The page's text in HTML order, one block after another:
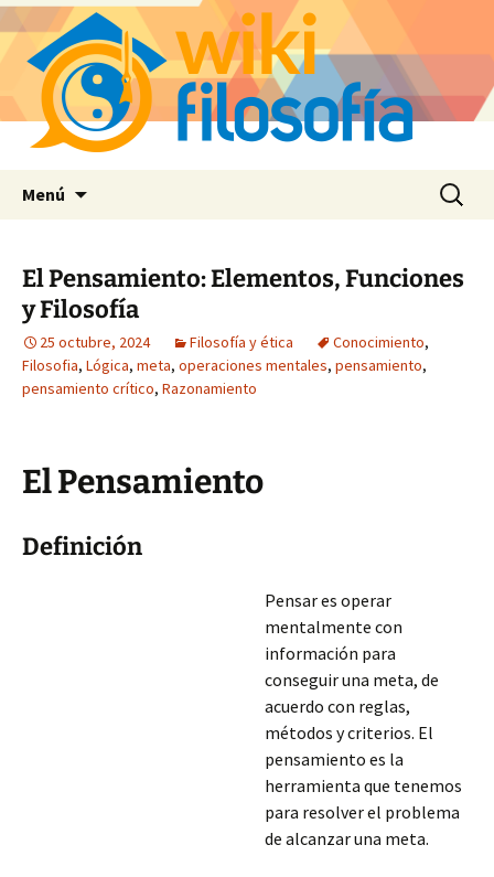
Menú Buscar:
El Pensamiento: Elementos, Funciones
y Filosofía
25 octubre, 2024 Filosofía y ética Conocimiento,
Filosofia, Lógica, meta, operaciones mentales, pensamiento,
pensamiento crítico, Razonamiento
El Pensamiento
Definición
Pensar es operar
mentalmente con
información para
conseguir una meta, de
acuerdo con reglas,
métodos y criterios. El
pensamiento es la
herramienta que tenemos
para resolver el problema
de alcanzar una meta.